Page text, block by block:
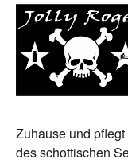
Zuhause und
des schottischen